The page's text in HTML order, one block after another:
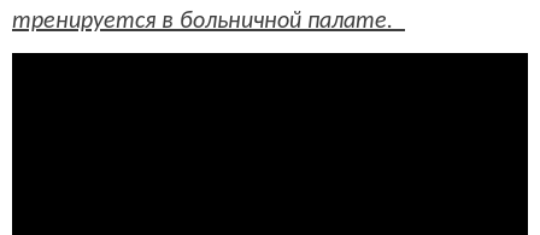
тренируется в больничной палате.